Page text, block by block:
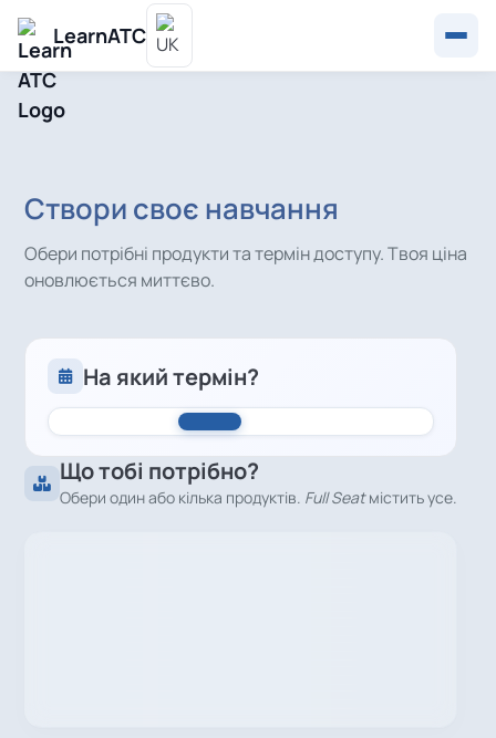
LearnATC
Створи своє навчання
Обери потрібні продукти та термін доступу. Твоя ціна
оновлюється миттєво.
На який термін?
Що тобі потрібно?
Обери один або кілька продуктів. Full Seatмістить усе.